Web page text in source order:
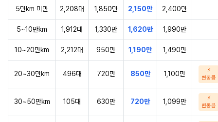
5만km 미만 2,208대 1,850만 2,150만 2,400만
5~10만km 1,912대 1,330만 1,620만 1,990만
10~20만km 2,212대 950만 1,190만 1,490만
20~30만km 496대 720만 850만 1,100만
⚡
변동큼
30~50만km 105대 630만 720만 1,099만
⚡
변동큼